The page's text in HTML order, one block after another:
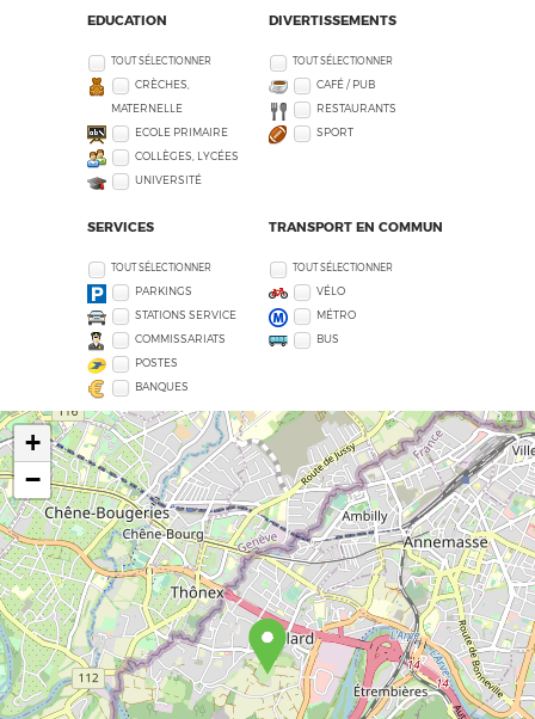
EDUCATION
TOUT SÉLECTIONNER
CRÈCHES,
MATERNELLE
ECOLE PRIMAIRE
COLLÈGES, LYCÉES
UNIVERSITÉ
DIVERTISSEMENTS
TOUT SÉLECTIONNER
CAFÉ / PUB
RESTAURANTS
SPORT
SERVICES
TOUT SÉLECTIONNER
PARKINGS
STATIONS SERVICE
COMMISSARIATS
POSTES
BANQUES
TRANSPORT EN COMMUN
TOUT SÉLECTIONNER
VÉLO
MÉTRO
BUS
+
−